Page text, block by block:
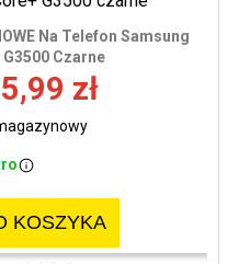
Na Telefon Samsung
Czarne
zł
KOSZYKA